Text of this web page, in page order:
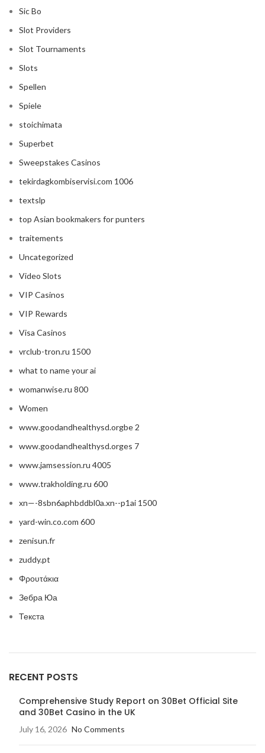
Sic Bo
Slot Providers
Slot Tournaments
Slots
Spellen
Spiele
stoichimata
Superbet
Sweepstakes Casinos
tekirdagkombiservisi.com 1006
textslp
top Asian bookmakers for punters
traitements
Uncategorized
Video Slots
VIP Casinos
VIP Rewards
Visa Casinos
vrclub-tron.ru 1500
what to name your ai
womanwise.ru 800
Women
www.goodandhealthysd.orgbe 2
www.goodandhealthysd.orges 7
www.jamsession.ru 4005
www.trakholding.ru 600
xn—-8sbn6aphbddbl0a.xn--p1ai 1500
yard-win.co.com 600
zenisun.fr
zuddy.pt
Φρουτάκια
Зебра Юа
Текста
RECENT POSTS
Comprehensive Study Report on 30Bet Official Site
and 30Bet Casino in the UK
July 16, 2026 No Comments